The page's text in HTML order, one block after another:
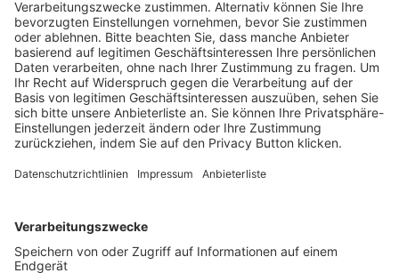
Schulungsangebot Vereinsmitarbeiter
BFV-Geschäftsstellen
Trainerbörse
Login SpielPlus
FOLGE DEM BFV
TOP-VEREINE